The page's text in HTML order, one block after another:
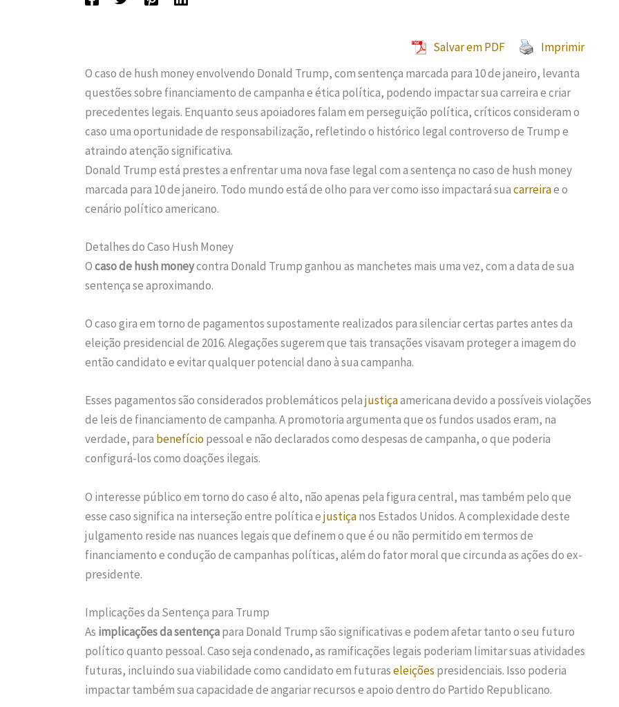
Salvar em PDF
Imprimir
O caso de hush money envolvendo Donald Trump, com sentença marcada para 10 de janeiro, levanta
questões sobre financiamento de campanha e ética política, podendo impactar sua carreira e criar
precedentes legais. Enquanto seus apoiadores falam em perseguição política, críticos consideram o
caso uma oportunidade de responsabilização, refletindo o histórico legal controverso de Trump e
atraindo atenção significativa.
Donald Trump está prestes a enfrentar uma nova fase legal com a sentença no caso de hush money
marcada para 10 de janeiro. Todo mundo está de olho para ver como isso impactará suacarreirae o
cenário político americano.
Detalhes do Caso Hush Money
Ocaso de hush moneycontra Donald Trump ganhou as manchetes mais uma vez, com a data de sua
sentença se aproximando.
O caso gira em torno de pagamentos supostamente realizados para silenciar certas partes antes da
eleição presidencial de 2016. Alegações sugerem que tais transações visavam proteger a imagem do
então candidato e evitar qualquer potencial dano à sua campanha.
Esses pagamentos são considerados problemáticos pelajustiçaamericana devido a possíveis violações
de leis de financiamento de campanha. A promotoria argumenta que os fundos usados eram, na
verdade, para benefíciopessoal e não declarados como despesas de campanha, o que poderia
configurá-los como doações ilegais.
O interesse público em torno do caso é alto, não apenas pela figura central, mas também pelo que
esse caso significa na interseção entre política ejustiçanos Estados Unidos. A complexidade deste
julgamento reside nas nuances legais que definem o que é ou não permitido em termos de
financiamento e condução de campanhas políticas, além do fator moral que circunda as ações do ex-
presidente.
Implicações da Sentença para Trump
As implicações da sentençapara Donald Trump são significativas e podem afetar tanto o seu futuro
político quanto pessoal. Caso seja condenado, as ramificações legais poderiam limitar suas atividades
futuras, incluindo sua viabilidade como candidato em futuraseleições presidenciais. Isso poderia
impactar também sua capacidade de angariar recursos e apoio dentro do Partido Republicano.